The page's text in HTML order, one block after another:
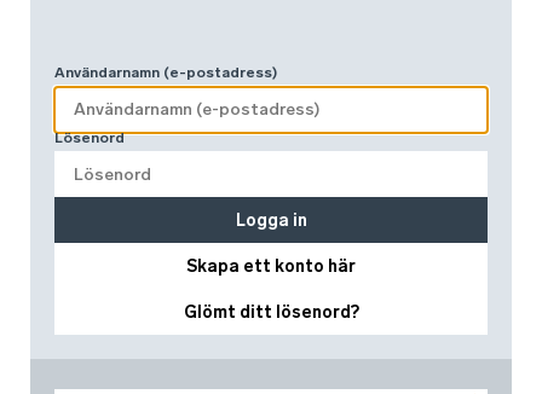
Användarnamn (e-postadress)
Lösenord
Skapa ett konto här
Glömt ditt lösenord?
Logga in